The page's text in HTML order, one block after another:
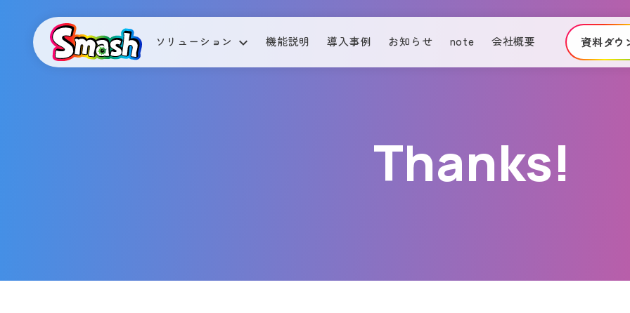
ソリューション 機能説明 導入事例 お知らせ note 会社概要 資料ダウ
Thanks!